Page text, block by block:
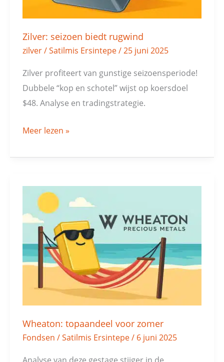
Zilver: seizoen biedt rugwind
zilver/Satilmis Ersintepe/ 25 juni 2025
Zilver profiteert van gunstige seizoensperiode!
Dubbele “kop en schotel” wijst op koersdoel
$48. Analyse en tradingstrategie.
Meer lezen »
Wheaton: topaandeel voor zomer
Fondsen /Satilmis Ersintepe/ 6 juni 2025
Wheaton:
topaandeel
voor
zomer